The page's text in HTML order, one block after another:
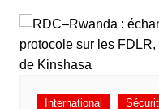
International